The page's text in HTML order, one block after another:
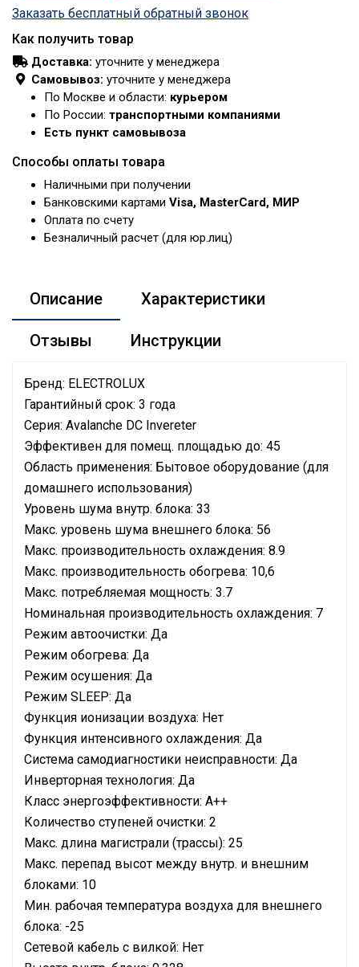
Заказать бесплатный обратный звонок
Как получить товар
Доставка: уточните у менеджера
Самовывоз: уточните у менеджера
По Москве и области: курьером
По России: транспортными компаниями
Есть пункт самовывоза
Способы оплаты товара
Наличными при получении
Банковскими картами Visa, MasterCard, МИР
Оплата по счету
Безналичный расчет (для юр.лиц)
Описание Характеристики
Отзывы Инструкции
Бренд: ELECTROLUX
Гарантийный срок: 3 года
Серия: Avalanche DC Invereter
Эффективен для помещ. площадью до: 45
Область применения: Бытовое оборудование (для
домашнего использования)
Уровень шума внутр. блока: 33
Макс. уровень шума внешнего блока: 56
Макс. производительность охлаждения: 8.9
Макс. производительность обогрева: 10,6
Макс. потребляемая мощность: 3.7
Номинальная производительность охлаждения: 7
Режим автоочистки: Да
Режим обогрева: Да
Режим осушения: Да
Режим SLEEP: Да
Функция ионизации воздуха: Нет
Функция интенсивного охлаждения: Да
Система самодиагностики неисправности: Да
Инверторная технология: Да
Класс энергоэффективности: A++
Количество ступеней очистки: 2
Макс. длина магистрали (трассы): 25
Макс. перепад высот между внутр. и внешним
блоками: 10
Мин. рабочая температура воздуха для внешнего
блока: -25
Сетевой кабель с вилкой: Нет